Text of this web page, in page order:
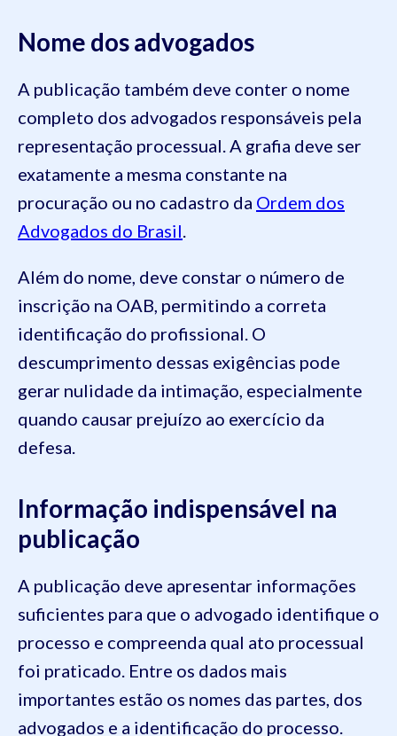
Nome dos advogados
A publicação também deve conter o nome
completo dos advogados responsáveis pela
representação processual. A grafia deve ser
exatamente a mesma constante na
procuração ou no cadastro da Ordem dos
Advogados do Brasil.
Além do nome, deve constar o número de
inscrição na OAB, permitindo a correta
identificação do profissional. O
descumprimento dessas exigências pode
gerar nulidade da intimação, especialmente
quando causar prejuízo ao exercício da
defesa.
Informação indispensável na
publicação
A publicação deve apresentar informações
suficientes para que o advogado identifique o
processo e compreenda qual ato processual
foi praticado. Entre os dados mais
importantes estão os nomes das partes, dos
advogados e a identificação do processo.